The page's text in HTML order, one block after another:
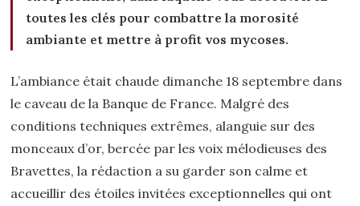
toutes les clés pour combattre la morosité
ambiante et mettre à profit vos mycoses.
L’ambiance était chaude dimanche 18 septembre dans
le caveau de la Banque de France. Malgré des
conditions techniques extrêmes, alanguie sur des
monceaux d’or, bercée par les voix mélodieuses des
Bravettes, la rédaction a su garder son calme et
accueillir des étoiles invitées exceptionnelles qui ont